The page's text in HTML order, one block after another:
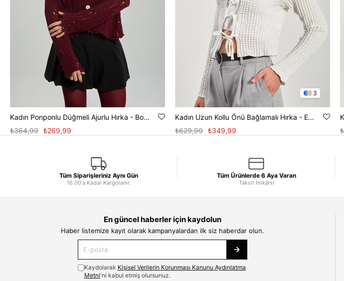
Kadın Ponponlu Düğmeli Ajurlu Hırka - Bordo
₺269,99
₺364,99
3
Kadın Uzun Kollu Önü Bağlamalı Hırka - Ekru
₺349,99
₺629,99
Tüm Siparişleriniz Aynı Gün
16.00'a Kadar Kargolanır.
Tüm Ürünlerde 6 Aya Varan
Taksit İmkânı!
En güncel haberler için kaydolun
Haber listemize kayıt olarak kampanyalardan ilk siz haberdar olun.
Kaydolarak Kişisel Verilerin Korunması Kanunu Aydınlatma
Metni'ni kabul etmiş olursunuz.